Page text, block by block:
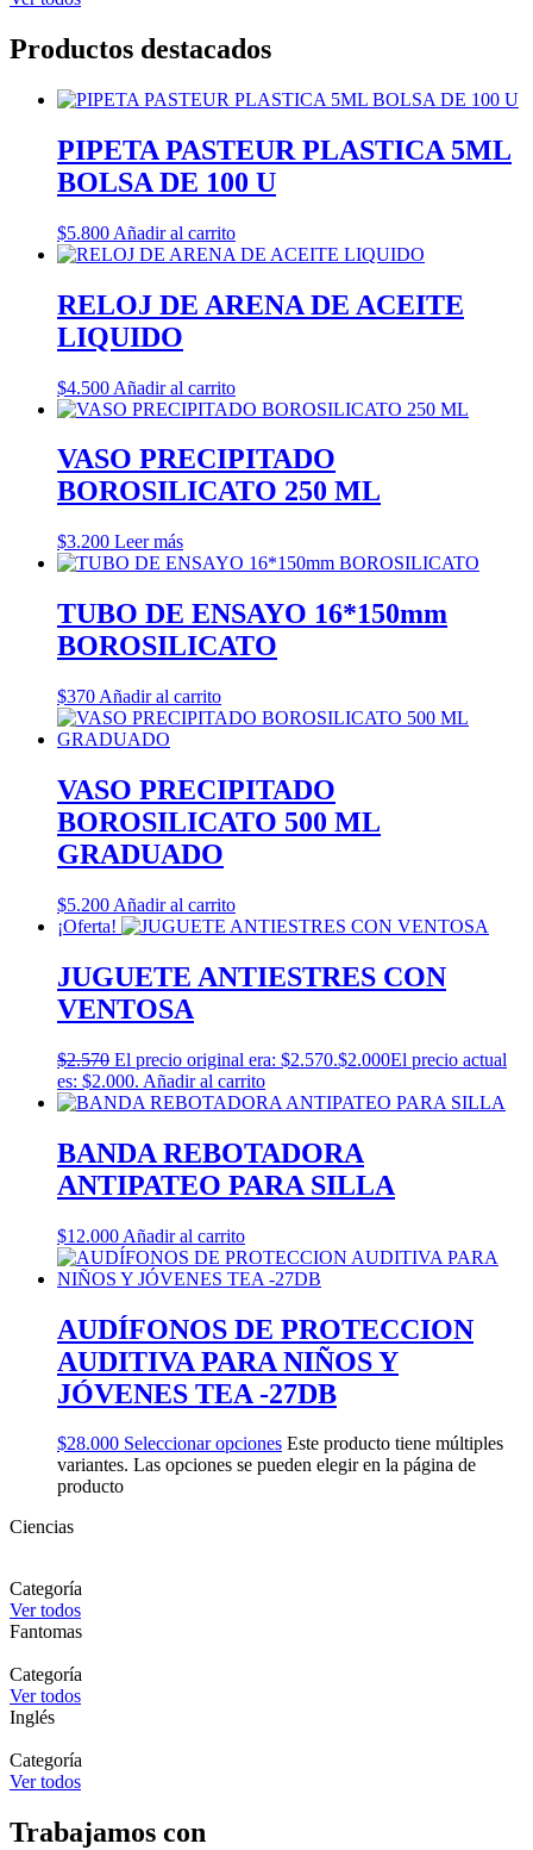
Productos destacados
PIPETA PASTEUR PLASTICA 5ML
BOLSA DE 100 U
$5.800 Añadir al carrito
RELOJ DE ARENA DE ACEITE
LIQUIDO
$4.500 Añadir al carrito
VASO PRECIPITADO
BOROSILICATO 250 ML
$3.200 Leer más
TUBO DE ENSAYO 16*150mm
BOROSILICATO
$370 Añadir al carrito
VASO PRECIPITADO
BOROSILICATO 500 ML
GRADUADO
$5.200 Añadir al carrito
¡Oferta!
JUGUETE ANTIESTRES CON
VENTOSA
$2.570 El precio original era: $2.570.$2.000El precio actual
es: $2.000. Añadir al carrito
BANDA REBOTADORA
ANTIPATEO PARA SILLA
$12.000 Añadir al carrito
AUDÍFONOS DE PROTECCION
AUDITIVA PARA NIÑOS Y
JÓVENES TEA -27DB
$28.000 Seleccionar opciones Este producto tiene múltiples
variantes. Las opciones se pueden elegir en la página de
producto
Ciencias
Categoría
Ver todos
Fantomas
Categoría
Ver todos
Inglés
Categoría
Ver todos
Trabajamos con